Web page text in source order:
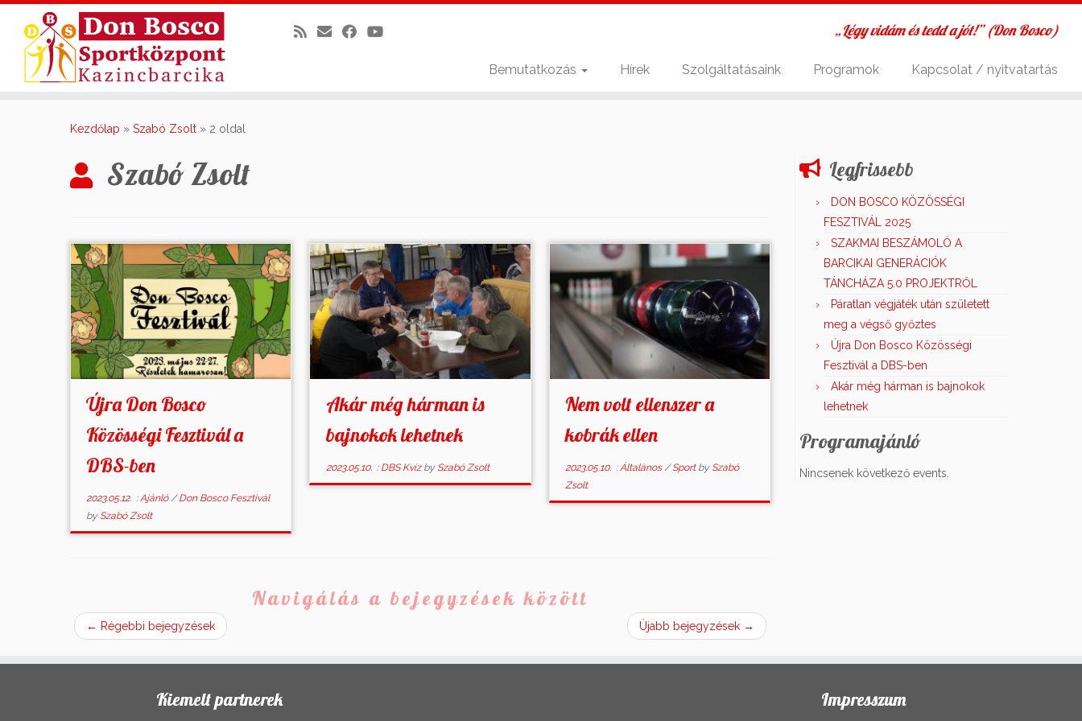
„Légy vidám és tedd a jót!” (Don Bosco)
Bemutatkozás Hírek Szolgáltatásaink Programok Kapcsolat / nyitvatartás
Kezdőlap » Szabó Zsolt » 2 oldal
Szabó Zsolt
Újra Don Bosco
Közösségi Fesztivál a
DBS-ben
2023.05.12. :Ajánló/Don Bosco Fesztivál
by Szabó Zsolt
Akár még hárman is
bajnokok lehetnek
2023.05.10.: DBS Kvíz by Szabó Zsolt
Nem volt ellenszer a
kobrák ellen
2023.05.10.:Általános/Sport by Szabó
Zsolt
Navigálás a bejegyzések között
← Régebbi bejegyzések Újabb bejegyzések →
Legfrissebb
DON BOSCO KÖZÖSSÉGI
FESZTIVÁL 2025
SZAKMAI BESZÁMOLÓ A
BARCIKAI GENERÁCIÓK
TÁNCHÁZA 5.0 PROJEKTRŐL
Páratlan végjáték után született
meg a végső győztes
Újra Don Bosco Közösségi
Fesztivál a DBS-ben
Akár még hárman is bajnokok
lehetnek
Programajánló
Nincsenek következő events.
Kiemelt partnerek Impresszum